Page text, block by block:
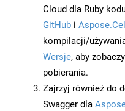
Cloud dla Ruby
GitHub i
kompilacji/
Wersje, aby
pobierania.
Zajrzyj również do
Swagger dla